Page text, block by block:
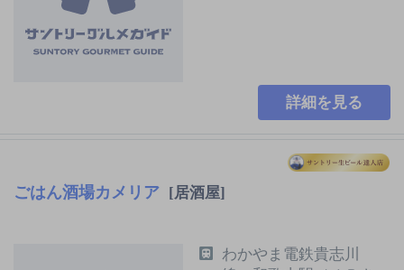
詳細を見る
ごはん酒場カメリア [居酒屋]
わかやま電鉄貴志川